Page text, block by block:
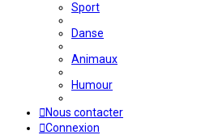
Sport
Danse
Animaux
Humour
Nous contacter
Connexion